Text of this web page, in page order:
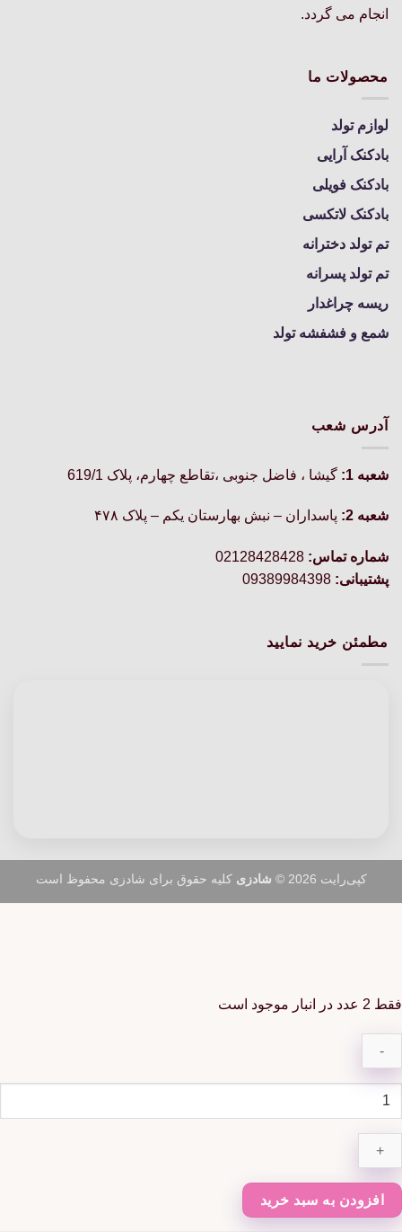
انجام می گردد.
محصولات ما
لوازم تولد
بادکنک آرایی
بادکنک فویلی
بادکنک لاتکسی
تم تولد دخترانه
تم تولد پسرانه
ریسه چراغدار
شمع و فشفشه تولد
آدرس شعب
شعبه 1: گيشا ، فاضل جنوبی ،تقاطع چهارم، پلاک 619/1
شعبه 2: پاسداران – نبش بهارستان یکم – پلاک ۴۷۸
شماره تماس:
پشتیبانی:
مطمئن خرید نمایید
کپی‌رایت 2026 © شادزی کلیه حقوق برای شادزی محفوظ است
فقط 2 عدد در انبار موجود است
ریسه
رنگی
باطری
عدد
افزودن به سبد خرید